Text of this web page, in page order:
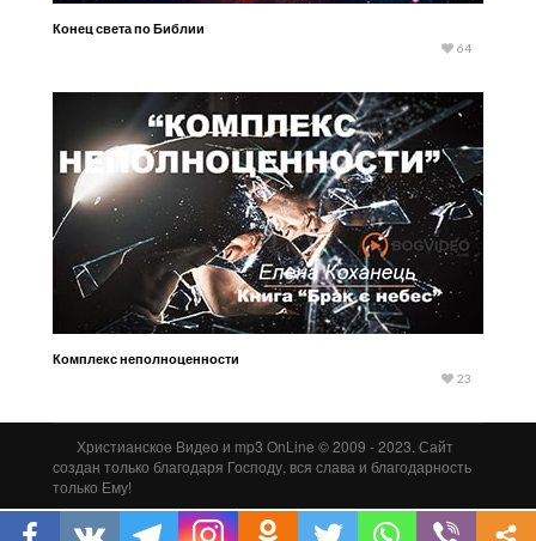
Конец света по Библии
64
Комплекс неполноценности
23
Христианское Видео и mp3 OnLine © 2009 - 2023. Сайт
создан только благодаря Господу, вся слава и благодарность
только Ему!